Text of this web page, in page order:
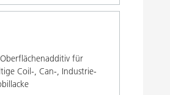
für
Coil-, Can-, Industrie-